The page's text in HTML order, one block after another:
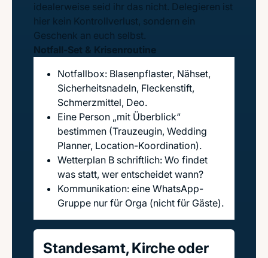
idealerweise seid ihr das nicht. Delegieren ist
hier kein Kontrollverlust, sondern ein
Geschenk an euch selbst.
Notfall-Set & Krisenroutine
Notfallbox: Blasenpflaster, Nähset,
Sicherheitsnadeln, Fleckenstift,
Schmerzmittel, Deo.
Eine Person „mit Überblick“
bestimmen (Trauzeugin, Wedding
Planner, Location-Koordination).
Wetterplan B schriftlich: Wo findet
was statt, wer entscheidet wann?
Kommunikation: eine WhatsApp-
Gruppe nur für Orga (nicht für Gäste).
Standesamt, Kirche oder